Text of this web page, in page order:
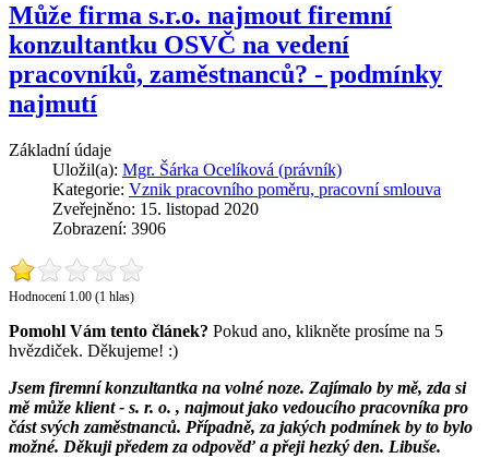
Může firma s.r.o. najmout firemní
konzultantku OSVČ na vedení
pracovníků, zaměstnanců? - podmínky
najmutí
Základní údaje
Uložil(a): Mgr. Šárka Ocelíková (právník)
Kategorie: Vznik pracovního poměru, pracovní smlouva
Zveřejněno: 15. listopad 2020
Zobrazení: 3906
Hodnocení 1.00 (1 hlas)
Pomohl Vám tento článek? Pokud ano, klikněte prosíme na 5
hvězdiček. Děkujeme! :)
Jsem firemní konzultantka na volné noze. Zajímalo by mě, zda si
mě může klient - s. r. o. , najmout jako vedoucího pracovníka pro
část svých zaměstnanců. Případně, za jakých podmínek by to bylo
možné. Děkuji předem za odpověď a přeji hezký den. Libuše.